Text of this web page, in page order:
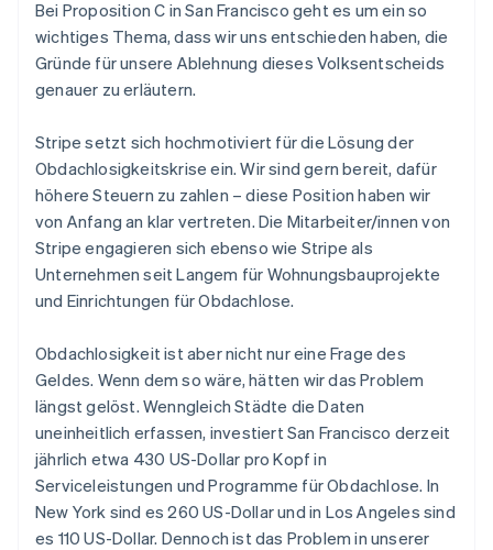
Zugriff auf mehr als
125
Terminal
Zahlungen vor Ort
Optimierung der
Autorisierungsraten
Link
Beschleunigter
Bezahlvorgang
Financial
Connections
Finanzdaten
Data Pipeline
Datensynchronisierung
Mehr
Product roadmap
Ausblick
Radar
Betrugsprävention
Atlas
Geldmanagement
Plattformen
SaaS
Nach Branche
KI-Unternehmen
Gaming
Bewirtung, Reisen und
Freizeit
Versicherungen
Medien und
Gemeinnützige
Fachdienstleistungen
Öffentlicher Sektor
Einzelhandel
Ecosystem
Marktplatz auf
Grundlagen der
Abonnementverwaltung
So setzen Sie
Abrechnung um
Stablecoin-gestützte
Karten ausgeben: So
geht´s
Bereitstellung und
Verwaltung von
Diensten mit Agenten
Ressourcen
App-Integrationen
Code-Beispiele
Entwickler-Blog
API-Status
Produkt-Roadmap
Stripe Sessions
Karriere
Newsroom
Kontakt
kontaktieren
Partner werden
Bei Proposition C in San Francisco geht es um ein so
wichtiges Thema, dass wir uns entschieden haben, die
Gründe für unsere Ablehnung dieses Volksentscheids
genauer zu erläutern.
Stripe setzt sich hochmotiviert für die Lösung der
Obdachlosigkeitskrise ein. Wir sind gern bereit, dafür
höhere Steuern zu zahlen – diese Position haben wir
von Anfang an klar vertreten. Die Mitarbeiter/innen von
Stripe engagieren sich ebenso wie Stripe als
Unternehmen seit Langem für Wohnungsbauprojekte
und Einrichtungen für Obdachlose.
Obdachlosigkeit ist aber nicht nur eine Frage des
Geldes. Wenn dem so wäre, hätten wir das Problem
längst gelöst. Wenngleich Städte die Daten
uneinheitlich erfassen, investiert San Francisco derzeit
jährlich etwa 430 US-Dollar pro Kopf in
Serviceleistungen und Programme für Obdachlose. In
New York sind es 260 US-Dollar und in Los Angeles sind
es 110 US-Dollar. Dennoch ist das Problem in unserer